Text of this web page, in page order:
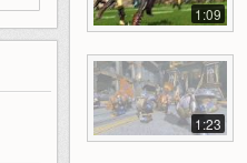
1:09
1:23